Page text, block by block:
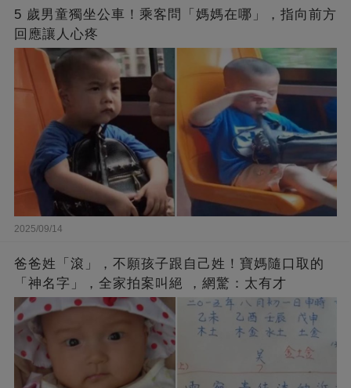
5 歲男童獨坐公車！乘客問「媽媽在哪」，指向前方
回應讓人心疼
2025/09/14
爸爸姓「滾」，不願孩子跟自己姓！寶媽隨口取的
「神名字」，全家拍案叫絕 ，網驚：太有才